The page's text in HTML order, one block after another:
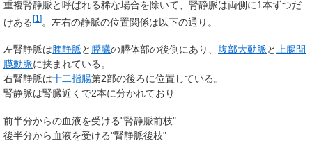
重複腎静脈と呼ばれる稀な場合を除いて、腎静脈は両側に1本ずつだ
けある [1 ] 。左右の静脈の位置関係は以下の通り。
左腎静脈は脾静脈と 膵臓の膵体部の後側にあり、 腹部大動脈と上腸間
膜動脈に挟まれている。
右腎静脈は十二指腸第2部の後ろに位置している。
腎静脈は腎臓近くで2本に分かれており
前半分からの血液を受ける"腎静脈前枝"
後半分から血液を受ける"腎静脈後枝"